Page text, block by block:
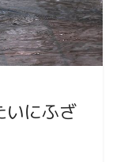
いにふざ